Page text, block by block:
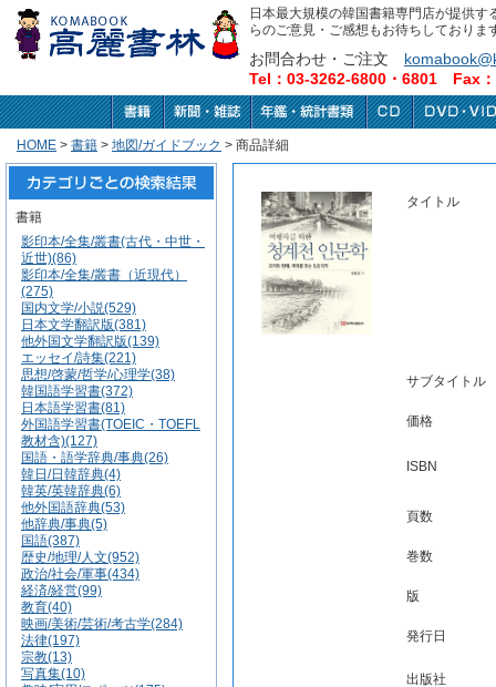
日本最大規模の韓国書籍専門店が提供
らのご意見・ご感想もお待ちしておりま
お問合わせ・ご注文
Tel：03-3262-6800・6801 Fax
HOME > 書籍 > 地図/ガイドブック > 商品詳細
書籍
影印本/全集/叢書(古代・中世・
近世)(86)
影印本/全集/叢書（近現代）
(275)
国内文学/小説(529)
日本文学翻訳版(381)
他外国文学翻訳版(139)
エッセイ/詩集(221)
思想/啓蒙/哲学/心理学(38)
韓国語学習書(372)
日本語学習書(81)
外国語学習書(TOEIC・TOEFL
教材含)(127)
国語・語学辞典/事典(26)
韓日/日韓辞典(4)
韓英/英韓辞典(6)
他外国語辞典(53)
他辞典/事典(5)
国語(387)
歴史/地理/人文(952)
政治/社会/軍事(434)
経済/経営(99)
教育(40)
映画/美術/芸術/考古学(284)
法律(197)
宗教(13)
写真集(10)
タイトル
サブタイトル
価格
ISBN
頁数
巻数
版
発行日
出版社